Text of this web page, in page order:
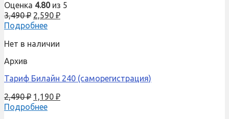
Оценка 4.80из 5
3,490₽ 2,590 ₽
Подробнее
Нет в наличии
Архив
Тариф Билайн 240 (саморегистрация)
2,490₽ 1,190 ₽
Подробнее